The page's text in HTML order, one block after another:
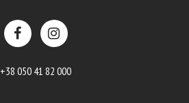
+38 050 41 82 000